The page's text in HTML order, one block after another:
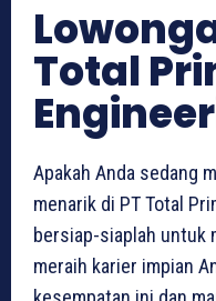
Total
Apakah Anda sedang
menarik di PT Total
bersiap-siaplah untuk
meraih karier impian